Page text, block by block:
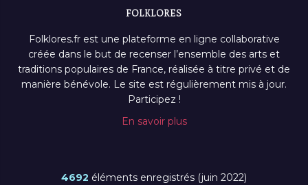
FOLKLORES
Folklores.fr est une plateforme en ligne collaborative
créée dans le but de recenser l’ensemble des arts et
traditions populaires de France, réalisée à titre privé et de
manière bénévole. Le site est régulièrement mis à jour.
Participez !
En savoir plus
4692 éléments enregistrés (juin 2022)